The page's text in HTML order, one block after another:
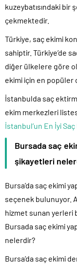
kuzeybatısındaki bir
çekmektedir.
Türkiye, saç ekimi
sahiptir. Türkiye’de
diğer ülkelere göre
ekimi için en popüler
İstanbulda saç
ekim merkezleri
İstanbul’un En İyi
Bursada saç
şikayetleri
Bursa’da saç ekimi
seçenek bulunuyor.
hizmet sunan yerleri
Bursada saç ekimi
nelerdir?
Bursa’da saç ekimi